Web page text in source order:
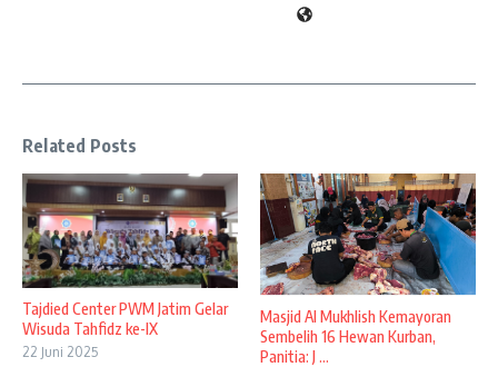
Related Posts
Tajdied Center PWM Jatim Gelar
Wisuda Tahfidz ke-IX
22 Juni 2025
Masjid Al Mukhlish Kemayoran
Sembelih 16 Hewan Kurban,
Panitia: J ...